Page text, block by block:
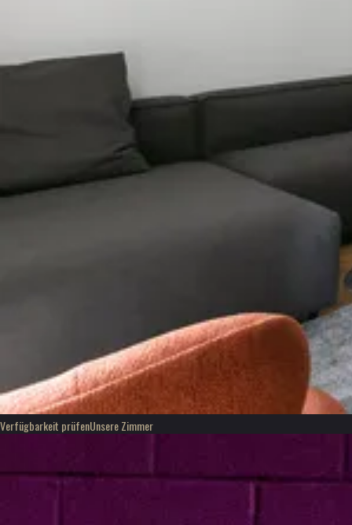
Verfügbarkeit prüfenUnsere Zimmer